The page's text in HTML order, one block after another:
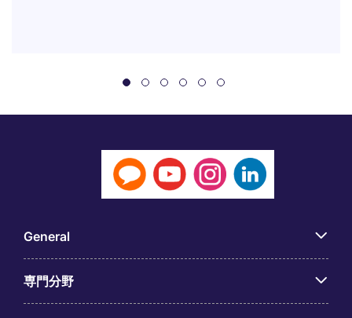
General
専門分野